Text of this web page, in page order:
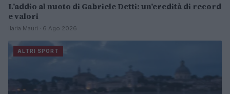
L’addio al nuoto di Gabriele Detti: un’eredità di record
e valori
Ilaria Mauri · 6 Ago 2026
ALTRI SPORT